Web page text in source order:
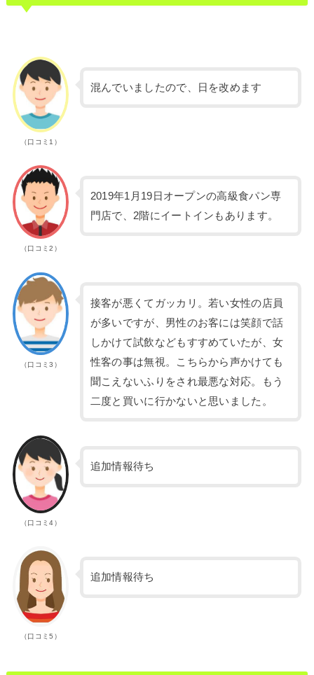
（口コミ1）
混んでいましたので、日を改めます
（口コミ2）
2019年1月19日オープンの高級食パン専
門店で、2階にイートインもあります。
（口コミ3）
接客が悪くてガッカリ。若い女性の店員
が多いですが、男性のお客には笑顔で話
しかけて試飲などもすすめていたが、女
性客の事は無視。こちらから声かけても
聞こえないふりをされ最悪な対応。もう
二度と買いに行かないと思いました。
（口コミ4）
追加情報待ち
（口コミ5）
追加情報待ち